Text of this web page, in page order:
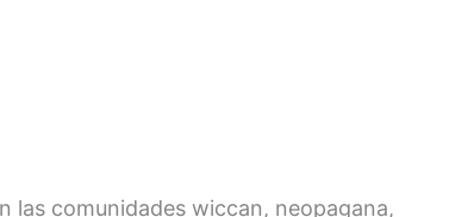
las comunidades wiccan, neopagana,